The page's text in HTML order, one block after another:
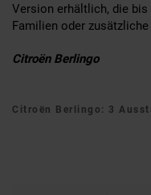
Version erhältlich, die
Familien oder zusätzliche
Citroën Berlingo
Citroën Berlingo: 3